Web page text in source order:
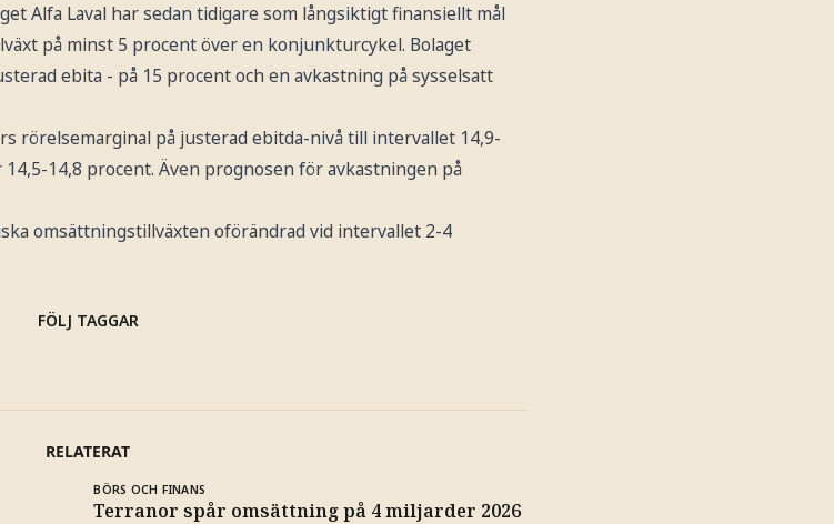
Alfa Laval har sedan tidigare som långsiktigt finansiellt mål
på minst 5 procent över en konjunkturcykel. Bolaget
ebita - på 15 procent och en avkastning på sysselsatt
rörelsemarginal på justerad ebitda-nivå till intervallet 14,9-
14,8 procent. Även prognosen för avkastningen på
omsättningstillväxten oförändrad vid intervallet 2-4
FÖLJ TAGGAR
RELATERAT
BÖRS OCH FINANS
Terranor spår omsättning på 4 miljarder 2026